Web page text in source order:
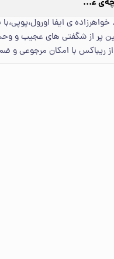
خیابان جیغ 12: معمای بچه‌ی عوضی
ی ایفا
پر از شگفتی های عجیب و
ریباکس با امکان مرجوعی و